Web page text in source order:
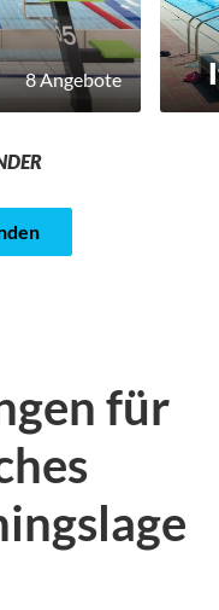
8 Angebote
für